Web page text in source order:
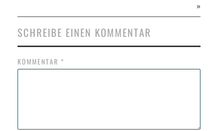
»
SCHREIBE EINEN KOMMENTAR
KOMMENTAR *